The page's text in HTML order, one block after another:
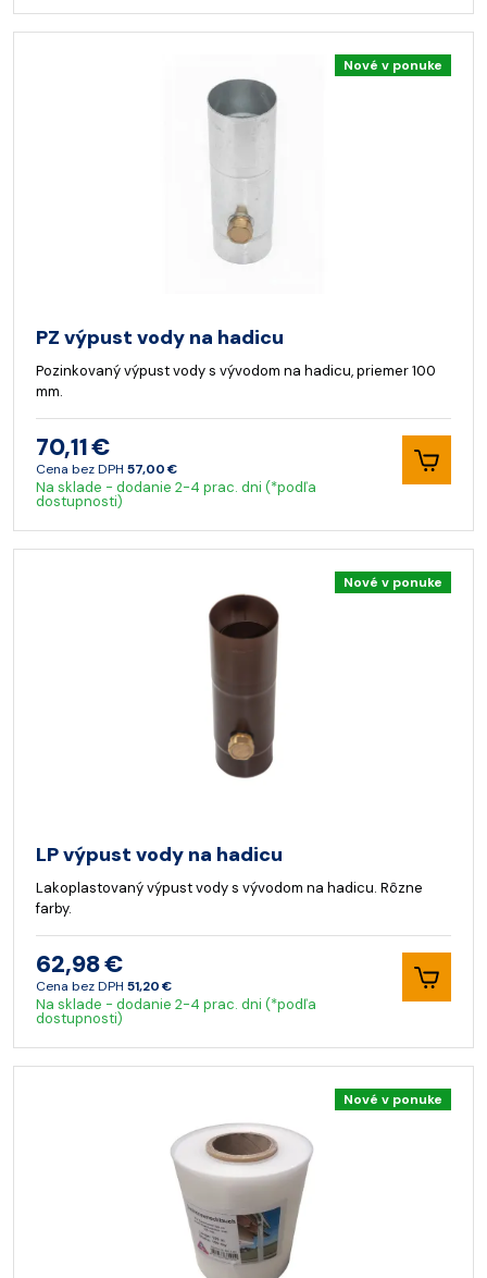
Nové v ponuke
PZ výpust vody na hadicu
Pozinkovaný výpust vody s vývodom na hadicu, priemer 100
mm.
70,11 €
Cena bez DPH 57,00 €
Na sklade - dodanie 2-4 prac. dni (*podľa
dostupnosti)
Nové v ponuke
LP výpust vody na hadicu
Lakoplastovaný výpust vody s vývodom na hadicu. Rôzne
farby.
62,98 €
Cena bez DPH 51,20 €
Na sklade - dodanie 2-4 prac. dni (*podľa
dostupnosti)
Nové v ponuke